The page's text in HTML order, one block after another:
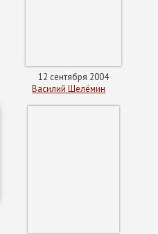
12 сентября 2004
Василий Шелёмин